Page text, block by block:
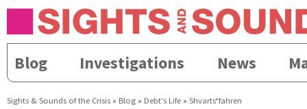
Direkt
Skip to
navigation
Hauptmenü
Blog Investigations News
Sights & Sounds of the Crisis » Blog » Debt's Life » Shvarts*fahren